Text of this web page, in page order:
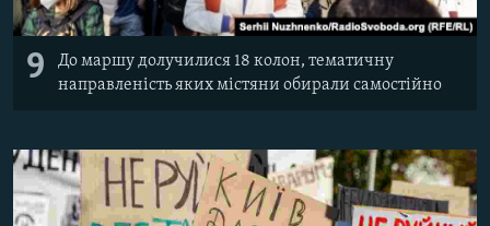
9
До маршу долучилися 18 колон, тематичну
направленість яких містяни обирали самостійно